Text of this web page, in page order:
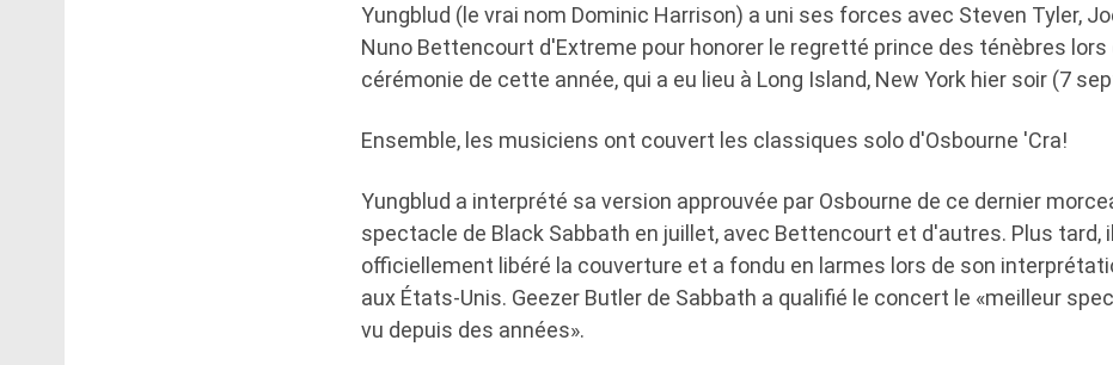
Yungblud (le vrai nom Dominic Harrison) a uni ses forces avec Steven Tyler,
Nuno Bettencourt d'Extreme pour honorer le regretté prince des ténèbres lors
cérémonie de cette année, qui a eu lieu à Long Island, New York hier soir (7
Ensemble, les musiciens ont couvert les classiques solo d'Osbourne 'Cra!
Yungblud a interprété sa version approuvée par Osbourne de ce dernier
spectacle de Black Sabbath en juillet, avec Bettencourt et d'autres. Plus tard,
officiellement libéré la couverture et a fondu en larmes lors de son
aux États-Unis. Geezer Butler de Sabbath a qualifié le concert le «meilleur
vu depuis des années».